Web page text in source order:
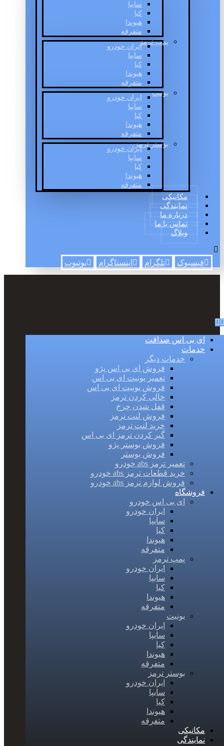
سایپا
کیا
هیوندا
متفرقه
پمپ ترمز
ایران خودرو
سایپا
کیا
هیوندا
متفرقه
یونیت
ایران خودرو
سایپا
کیا
هیوندا
متفرقه
بوستر ترمز
ایران خودرو
سایپا
کیا
هیوندا
متفرقه
مکانیکی
نمایندگی
درباره ما
تماس با ما
وبلاگ
فیسبوک تلگرام اینستاگرام یوتیوب
ای بی اس صداقت
خدمات
خدمات دیگر
فروش ای بی اس پژو
تعمیر یونیت ای بی اس
فروش یونیت ای بی اس
خالی کردن ترمز
قفل شدن چرخ
فروش لنت ترمز
خرید لنت ترمز
گیر کردن ترمز ای بی اس
فروش بوستر پژو
فروش بوستر
تعمیر ترمز abs خودرو
خرید قطعات ترمز abs خودرو
فروش لوازم ترمز abs خودرو
فروشگاه
ای بی اس خودرو
ایران خودرو
سایپا
کیا
هیوندا
متفرقه
پمپ ترمز
ایران خودرو
سایپا
کیا
هیوندا
متفرقه
یونیت
ایران خودرو
سایپا
کیا
هیوندا
متفرقه
بوستر ترمز
ایران خودرو
سایپا
کیا
هیوندا
متفرقه
مکانیکی
نمایندگی